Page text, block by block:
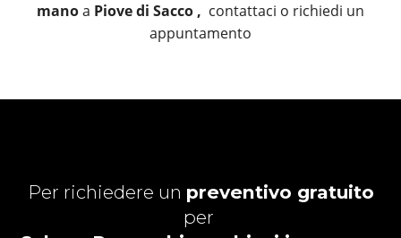
manoa Piove di Sacco , contattaci o richiedi un
appuntamento
Per richiedere un preventivo gratuito
per